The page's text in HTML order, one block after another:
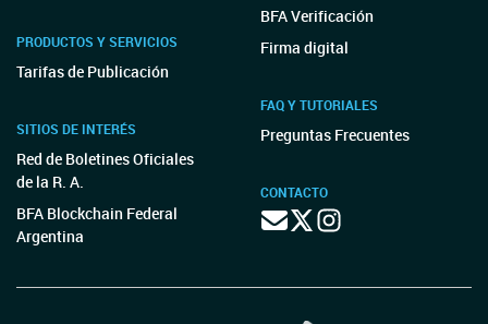
PRODUCTOS Y SERVICIOS
Tarifas de Publicación
SITIOS DE INTERÉS
Red de Boletines Oficiales
de la R. A.
BFA Blockchain Federal
Argentina
BFA Verificación
Firma digital
FAQ Y TUTORIALES
Preguntas Frecuentes
CONTACTO